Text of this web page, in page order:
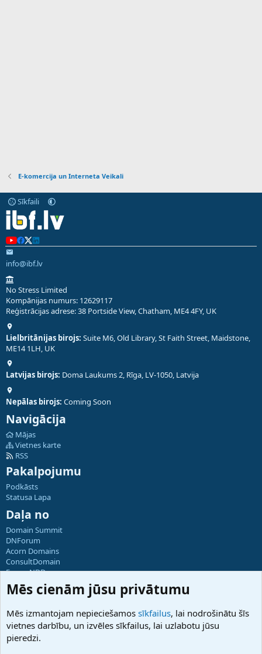
E-komercija un Interneta Veikali
Sīkfaili
info@ibf.lv
No Stress Limited
Kompānijas numurs: 12629117
Reģistrācijas adrese: 38 Portside View, Chatham, ME4 4FY, UK
Lielbritānijas birojs: Suite M6, Old Library, St Faith Street, Maidstone,
ME14 1LH, UK
Latvijas birojs: Doma Laukums 2, Rīga, LV-1050, Latvija
Nepālas birojs: Coming Soon
Navigācija
Mājas
Vietnes karte
RSS
Pakalpojumu
Podkāsts
Statusa Lapa
Daļa no
Domain Summit
DNForum
Acorn Domains
ConsultDomain
ForumNDD
Domainforum.ro
27.be
Hostmaria
Atbalsts
Mēs cienām jūsu privātumu
Mēs izmantojam nepieciešamos sīkfailus, lai nodrošinātu šīs
vietnes darbību, un izvēles sīkfailus, lai uzlabotu jūsu
pieredzi.